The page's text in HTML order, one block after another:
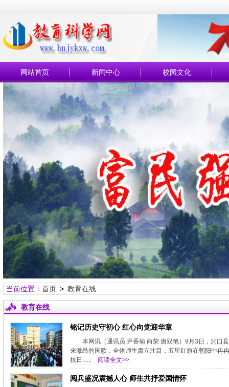
网站首页 新闻中心 校园文化
当前位置： 首页> 教育在线
教育在线
铭记历史守初心 红心向党迎华章
本网讯（通讯员 尹香菊 向荣 唐双艳）9月3日，洞口
来激昂的国歌，全体师生肃立注目，五星红旗在朝阳中冉
抗日......
阅读全文>>
阅兵盛况震撼人心 师生共抒爱国情怀